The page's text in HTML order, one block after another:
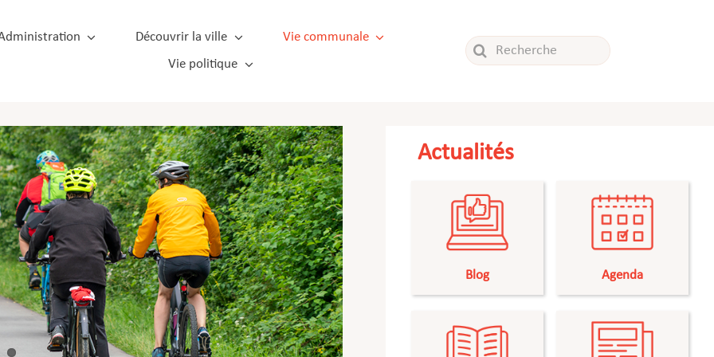
Découvrir la ville
Vie communale
Vie politique
Rechercher:
Actualités
Blog Agenda